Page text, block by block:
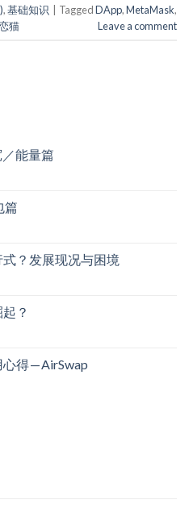
,基础知识 | TaggedDApp,MetaMask,
猫 Leave a comment
能量篇
篇
？发展现况与困境
？
得 — AirSwap